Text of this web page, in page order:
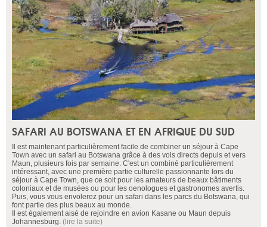
SAFARI AU BOTSWANA ET EN AFRIQUE DU SUD
Il est maintenant particulièrement facile de combiner un séjour à Cape
Town avec un safari au Botswana grâce à des vols directs depuis et vers
Maun, plusieurs fois par semaine. C'est un combiné particulièrement
intéressant, avec une première partie culturelle passionnante lors du
séjour à Cape Town, que ce soit pour les amateurs de beaux bâtiments
coloniaux et de musées ou pour les oenologues et gastronomes avertis.
Puis, vous vous envolerez pour un safari dans les parcs du Botswana, qui
font partie des plus beaux au monde.
Il est également aisé de rejoindre en avion Kasane ou Maun depuis
Johannesburg. (lire la suite)